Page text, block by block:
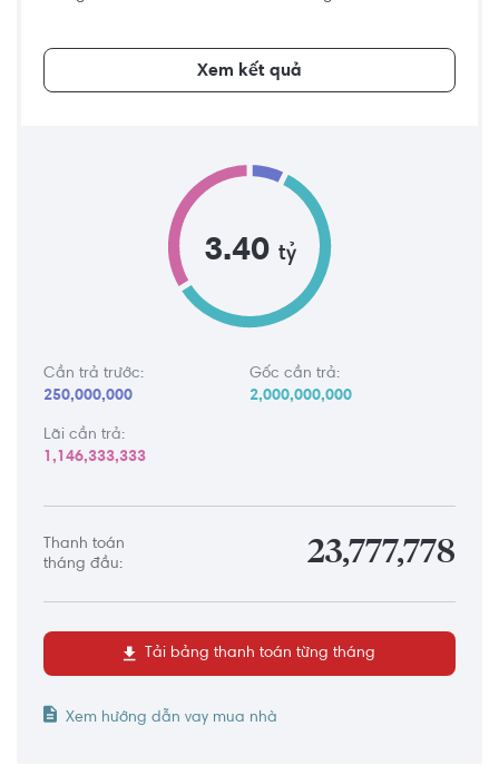
Xem kết quả
3.40 tỷ
Cần trả trước:
250,000,000
Gốc cần trả:
2,000,000,000
Lãi cần trả:
1,146,333,333
Thanh toán
tháng đầu:
23,777,778
Tải bảng thanh toán từng tháng
Xem hướng dẫn vay mua nhà